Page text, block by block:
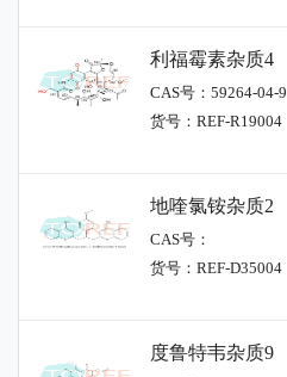
利福霉素杂质4
CAS号：59264-04-9
货号：REF-R19004
地喹氯铵杂质2
CAS号：
货号：REF-D35004
度鲁特韦杂质9